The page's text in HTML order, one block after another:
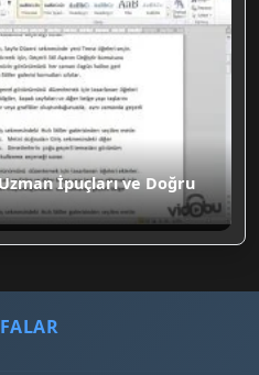
İpuçları ve Doğru